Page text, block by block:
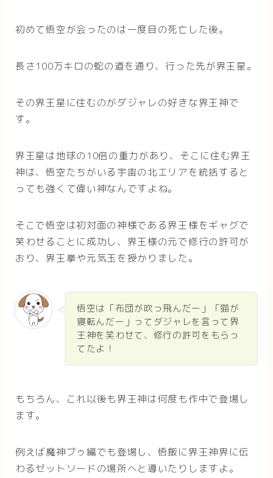
初めて悟空が会ったのは一度目の死亡した後。
長さ100万キロの蛇の道を通り、行った先が界王星。
その界王星に住むのがダジャレの好きな界王神で
す。
界王星は地球の10倍の重力があり、そこに住む界王
神は、悟空たちがいる宇宙の北エリアを統括すると
っても強くて偉い神なんですよね。
そこで悟空は初対面の神様である界王様をギャグで
笑わせることに成功し、界王様の元で修行の許可が
おり、界王拳や元気玉を授かりました。
悟空は「布団が吹っ飛んだー」「猫が
寝転んだー」ってダジャレを言って界
王神を笑わせて、修行の許可をもらっ
てたよ！
もちろん、これ以後も界王神は何度も作中で登場し
ます。
例えば魔神ブゥ編でも登場し、悟飯に界王神界に伝
わるゼットソードの場所へと導いたりしますよ。